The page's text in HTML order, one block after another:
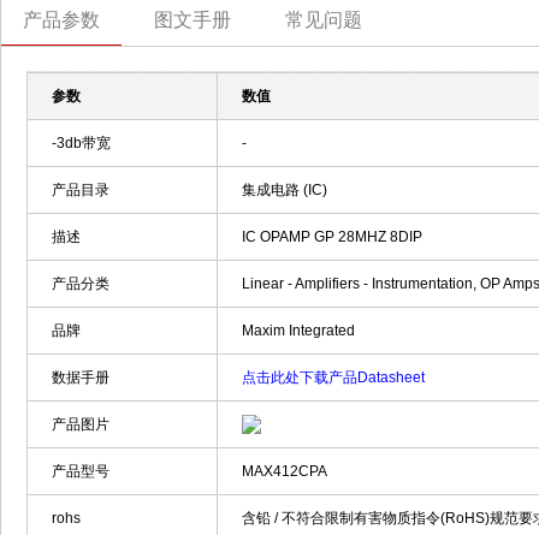
产品参数 图文手册 常见问题
参数 数值
-3db带宽 -
产品目录 集成电路 (IC)
描述 IC OPAMP GP 28MHZ 8DIP
产品分类 Linear - Amplifiers - Instrumentation, OP
品牌 Maxim Integrated
数据手册 点击此处下载产品Datasheet
产品图片
产品型号 MAX412CPA
rohs 含铅 / 不符合限制有害物质指令(RoHS)规范要